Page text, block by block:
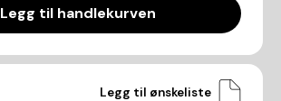
Legg til handlekurven
Legg til ønskeliste